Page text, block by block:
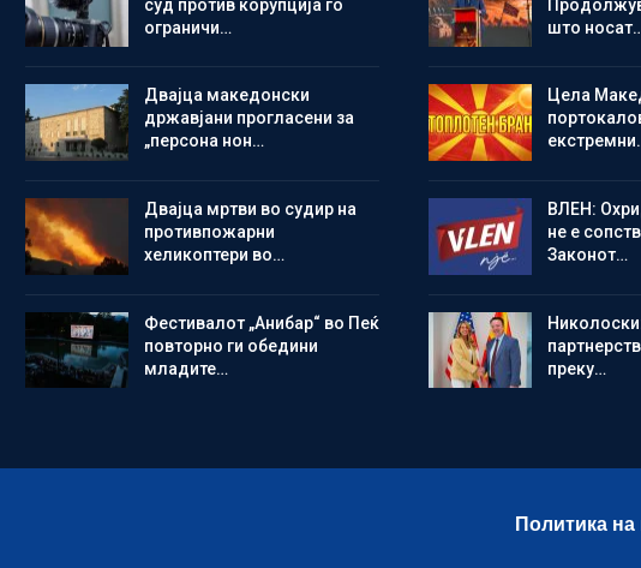
суд против корупција го
ограничи…
Двајца македонски
државјани прогласени за
„персона нон…
Двајца мртви во судир на
противпожарни
хеликоптери во…
Фестивалот „Анибар“ во Пеќ
повторно ги обедини
младите…
што
Цела
ВЛЕН:
не е
Законот…
преку…
Политика